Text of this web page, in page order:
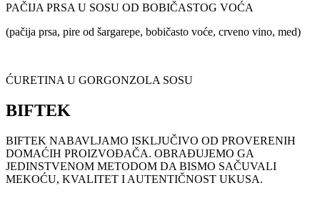
PAČIJA PRSA U SOSU OD BOBIČASTOG VOĆA
(pačija prsa, pire od šargarepe, bobičasto voće, crveno vino, med)
ĆURETINA U GORGONZOLA SOSU
BIFTEK
BIFTEK NABAVLJAMO ISKLJUČIVO OD PROVERENIH
DOMAĆIH PROIZVOĐAČA. OBRAĐUJEMO GA
JEDINSTVENOM METODOM DA BISMO SAČUVALI
MEKOĆU, KVALITET I AUTENTIČNOST UKUSA.